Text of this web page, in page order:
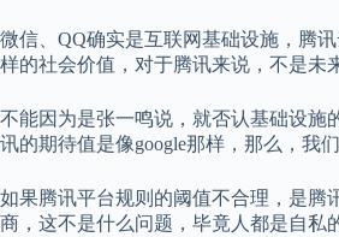
微信、QQ确实是互联网基础设施，腾
样的社会价值，对于腾讯来说，不是未
不能因为是张一鸣说，就否认基础设施
讯的期待值是像google那样，那么，我
如果腾讯平台规则的阈值不合理，是腾
商，这不是什么问题，毕竟人都是自私